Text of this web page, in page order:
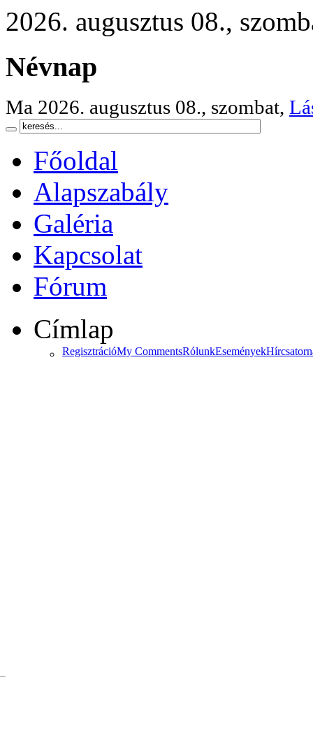
2026. augusztus 08.,
Névnap
Ma 2026. augusztus 08., szombat,
Főoldal
Alapszabály
Galéria
Kapcsolat
Fórum
Címlap
RegisztrációMy CommentsRólunkEsemények